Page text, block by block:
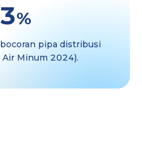
%
pipa distribusi
Air Minum 2024).